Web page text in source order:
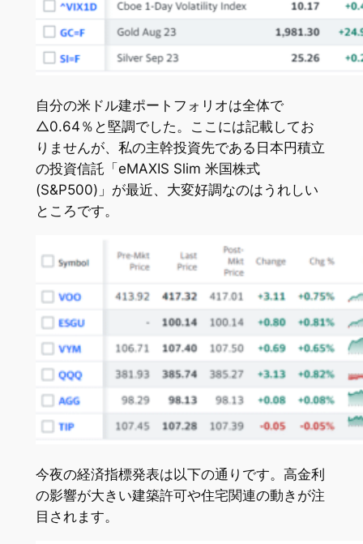
自分の米ドル建ポートフォリオは全体で
△0.64％と堅調でした。ここには記載してお
りませんが、私の主幹投資先である日本円積立
の投資信託「eMAXIS Slim 米国株式
(S&P500)」が最近、大変好調なのはうれしい
ところです。
今夜の経済指標発表は以下の通りです。高金利
の影響が大きい建築許可や住宅関連の動きが注
目されます。